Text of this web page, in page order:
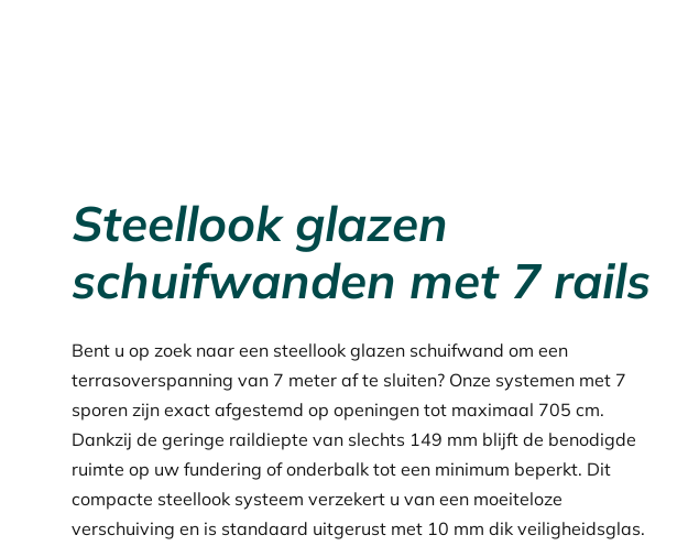
Steellook glazen
schuifwanden met 7 rails
Bent u op zoek naar een steellook glazen schuifwand om een
terrasoverspanning van 7 meter af te sluiten? Onze systemen met 7
sporen zijn exact afgestemd op openingen tot maximaal 705 cm.
Dankzij de geringe raildiepte van slechts 149 mm blijft de benodigde
ruimte op uw fundering of onderbalk tot een minimum beperkt. Dit
compacte steellook systeem verzekert u van een moeiteloze
verschuiving en is standaard uitgerust met 10 mm dik veiligheidsglas.